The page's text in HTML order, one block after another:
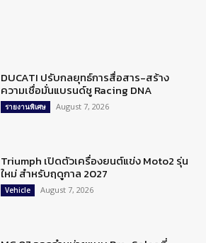
DUCATI ปรับกลยุทธ์การสื่อสาร-สร้าง
ความเชื่อมั่นแบรนด์ชู Racing DNA
รายงานพิเศษ August 7, 2026
Triumph เปิดตัวเครื่องยนต์แข่ง Moto2 รุ่น
ใหม่ สำหรับฤดูกาล 2027
Vehicle August 7, 2026